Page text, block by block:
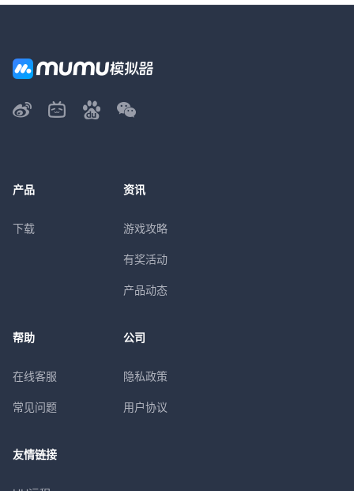
产品
下载
资讯
游戏攻略
有奖活动
产品动态
帮助
在线客服
常见问题
公司
隐私政策
用户协议
友情链接